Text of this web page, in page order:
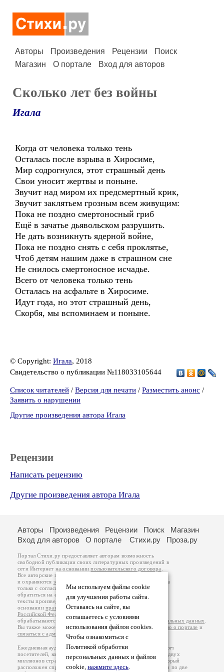
Авторы Произведения Рецензии
Поиск
Магазин
О портале Вход для авторов
Сколько лет без войны
Игала
Когда от человека только тень
Осталась после взрыва в Хиросиме,
Мир содрогнулся, этот страшный день
Свои уносит жертвы и поныне.
Звучит над миром их предсмертный крик,
Звучит заклятьем грозным всем живущим:
Пока не поздно смертоносный гриб
Ещё в зачатье дьявольском разрушить.
Не дать возникнуть ядерной войне,
Пока не поздно снять с себя проклятье,
Чтоб детям нашим даже в страшном сне
Не снилось смертоносное исчадье.
Всего от человека только тень
Осталась на асфальте в Хиросиме.
Идут года, но этот страшный день,
Скорбя, мы вспоминаем и поныне.
© Copyright: Игала, 2018
Свидетельство о публикации №118033105644
Список читателей / Версия для печати / Разместить анонс /
Заявить о нарушении
Другие произведения автора Игала
Рецензии
Написать рецензию
Другие произведения автора Игала
Мы используем файлы cookie
для улучшения работы сайта.
Оставаясь на сайте, вы
соглашаетесь с условиями
использования файлов cookies.
Чтобы ознакомиться с
Политикой обработки
персональных данных и файлов
cookie, нажмите здесь.
Авторы Произведения Рецензии Поиск
Магазин
Вход для авторов
О портале Стихи.ру Проза.ру
Портал Стихи.ру предоставляет авторам возможность
свободной публикации своих литературных произведений в
сети Интернет на основаниипользовательского договора
Все авторские права на произведения принадлежат авторам
и охраняются законом
. Перепечатка произведений возможна
только с согласия его автора, к которому вы можете
обратиться на его авторской странице. Ответственность за
тексты произведений авторы несут самостоятельно на
основанииправил публикацииизаконодательства
Российской Федерации
обрабатываются на основанииПолитики обработки персональных данных
Вы также можете посмотреть более подробнуюинформацию о портале и
связаться с администрацией
Ежедневная аудитория портала Стихи.ру – порядка 200 тысяч
посетителей, которые в общей сумме просматривают более двух
миллионов страниц по данным счетчика посещаемости, который
расположен справа от этого текста. В каждой графе указано по две